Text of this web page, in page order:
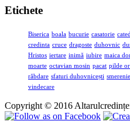
Etichete
Biserica boala bucurie casatorie
credinta cruce dragoste duhovnic
Hristos iertare inimă iubire maica
moarte octavian mosin pacat pilde
răbdare sfaturi duhovnicești smerenie
vindecare
Copyright © 2016